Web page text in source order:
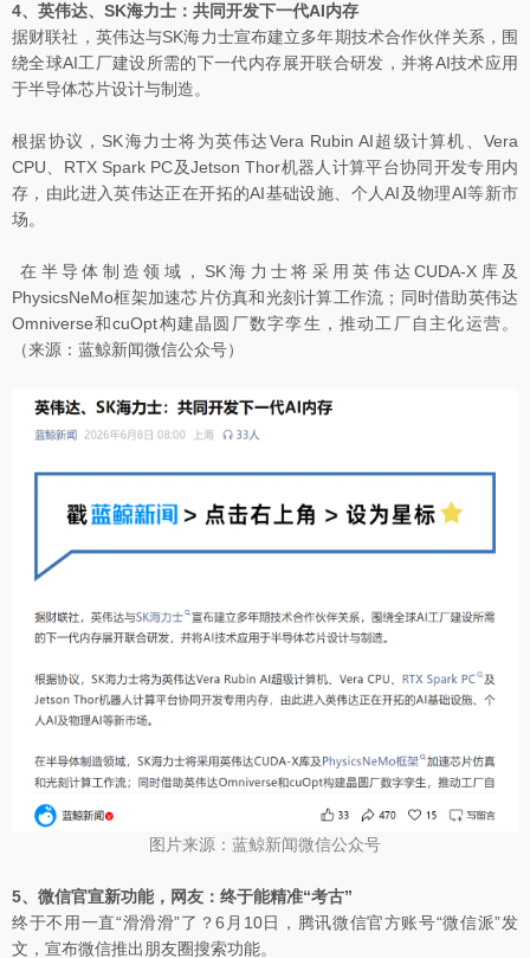
4、英伟达、SK海力士：共同开发下一代AI内存
据财联社，英伟达与SK海力士宣布建立多年期技术合作伙伴关系，围
绕全球AI工厂建设所需的下一代内存展开联合研发，并将AI技术应用
于半导体芯片设计与制造。
根据协议，SK海力士将为英伟达Vera Rubin AI超级计算机、Vera
CPU、RTX Spark PC及Jetson Thor机器人计算平台协同开发专用内
存，由此进入英伟达正在开拓的AI基础设施、个人AI及物理AI等新市
场。
在半导体制造领域，SK海力士将采用英伟达CUDA-X库及
PhysicsNeMo框架加速芯片仿真和光刻计算工作流；同时借助英伟达
Omniverse和cuOpt构建晶圆厂数字孪生，推动工厂自主化运营。
（来源：蓝鲸新闻微信公众号）
图片来源：蓝鲸新闻微信公众号
5、微信官宣新功能，网友：终于能精准“考古”
终于不用一直“滑滑滑”了？6月10日，腾讯微信官方账号“微信派”发
文，宣布微信推出朋友圈搜索功能。